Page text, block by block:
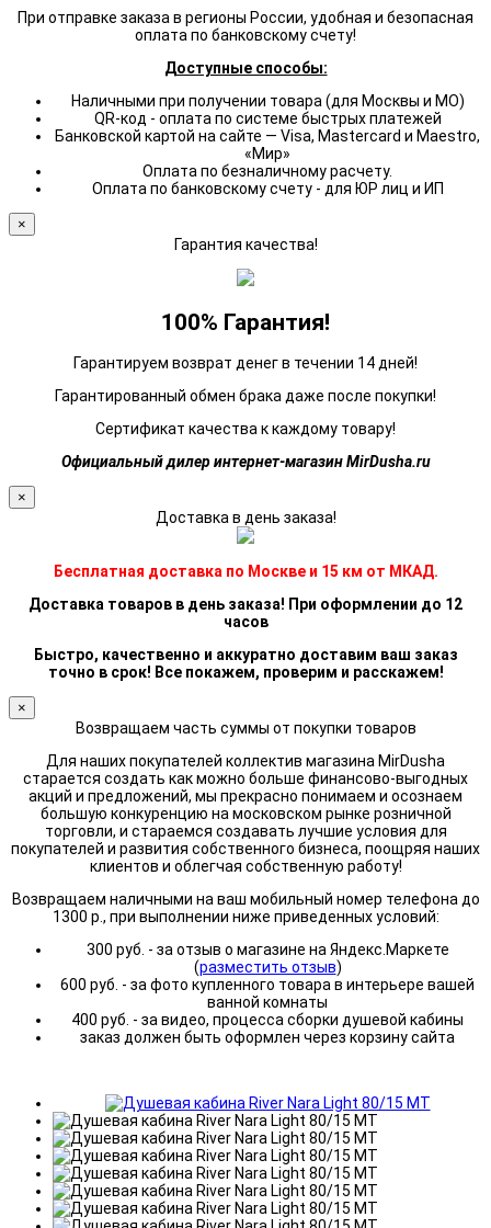
При отправке заказа в регионы России, удобная и безопасная
оплата по банковскому счету!
Доступные способы:
Наличными при получении товара (для Москвы и МО)
QR-код - оплата по системе быстрых платежей
Банковской картой на сайте — Visa, Mastercard и Maestro,
«Мир»
Оплата по безналичному расчету.
Оплата по банковскому счету - для ЮР лиц и ИП
×
Гарантия качества!
100% Гарантия!
Гарантируем возврат денег в течении 14 дней!
Гарантированный обмен брака даже после покупки!
Сертификат качества к каждому товару!
Официальный дилер интернет-магазин MirDusha.ru
×
Доставка в день заказа!
Бесплатная доставка по Москве и 15 км от МКАД.
Доставка товаров в день заказа! При оформлении до 12
часов
Быстро, качественно и аккуратно доставим ваш заказ
точно в срок! Все покажем, проверим и расскажем!
×
Возвращаем часть суммы от покупки товаров
Для наших покупателей коллектив магазина MirDusha
старается создать как можно больше финансово-выгодных
акций и предложений, мы прекрасно понимаем и осознаем
большую конкуренцию на московском рынке розничной
торговли, и стараемся создавать лучшие условия для
покупателей и развития собственного бизнеса, поощряя наших
клиентов и облегчая собственную работу!
Возвращаем наличными на ваш мобильный номер телефона до
1300 р., при выполнении ниже приведенных условий:
300 руб. - за отзыв о магазине на Яндекс.Маркете
(разместить отзыв)
600 руб. - за фото купленного товара в интерьере вашей
ванной комнаты
400 руб. - за видео, процесса сборки душевой кабины
заказ должен быть оформлен через корзину сайта